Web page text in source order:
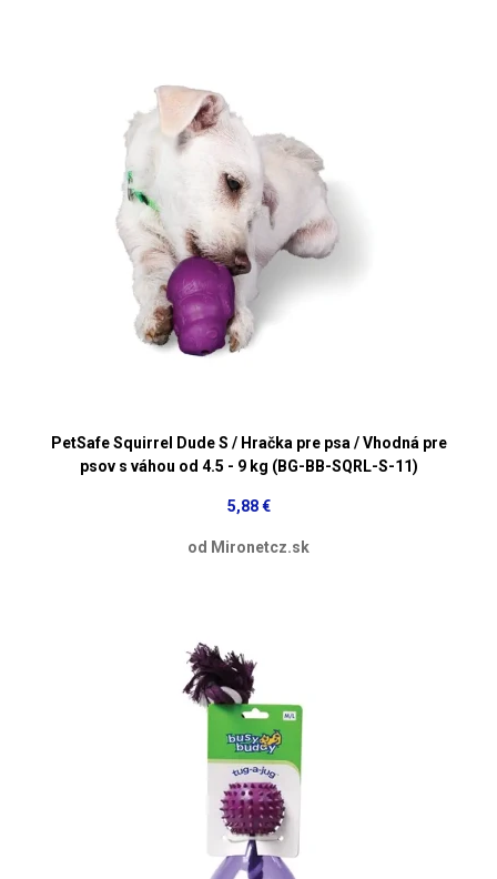
PetSafe Squirrel Dude S / Hračka pre psa / Vhodná pre
psov s váhou od 4.5 - 9 kg (BG-BB-SQRL-S-11)
5,88 €
od Mironetcz.sk